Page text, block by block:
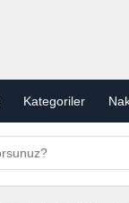
Kategoriler